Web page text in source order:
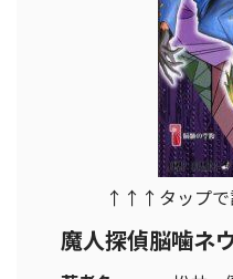
↑↑↑タップ
魔人探偵脳